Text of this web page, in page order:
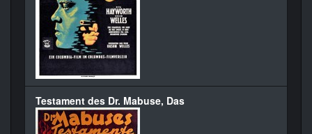
Testament des Dr. Mabuse, Das